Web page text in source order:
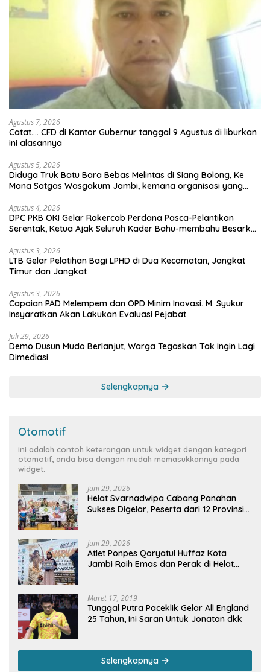
Agustus 7, 2026
Catat…. CFD di Kantor Gubernur tanggal 9 Agustus di liburkan
ini alasannya
Agustus 5, 2026
Diduga Truk Batu Bara Bebas Melintas di Siang Bolong, Ke
Mana Satgas Wasgakum Jambi, kemana organisasi yang
Agustus 4, 2026
DPC PKB OKI Gelar Rakercab Perdana Pasca-Pelantikan
Serentak, Ketua Ajak Seluruh Kader Bahu-membahu Besarkan
Agustus 3, 2026
LTB Gelar Pelatihan Bagi LPHD di Dua Kecamatan, Jangkat
Timur dan Jangkat
Agustus 3, 2026
Capaian PAD Melempem dan OPD Minim Inovasi. M. Syukur
Insyaratkan Akan Lakukan Evaluasi Pejabat
Juli 29, 2026
Demo Dusun Mudo Berlanjut, Warga Tegaskan Tak Ingin Lagi
Dimediasi
Selengkapnya
Otomotif
Ini adalah contoh keterangan untuk widget dengan kategori
otomotif, anda bisa dengan mudah memasukkannya pada
widget.
Juni 29, 2026
Helat Svarnadwipa Cabang Panahan
Sukses Digelar, Peserta dari 12 Provinsi
Juni 29, 2026
Atlet Ponpes Qoryatul Huffaz Kota
Jambi Raih Emas dan Perak di Helat
Maret 17, 2019
Tunggal Putra Paceklik Gelar All England
25 Tahun, Ini Saran Untuk Jonatan dkk
Selengkapnya